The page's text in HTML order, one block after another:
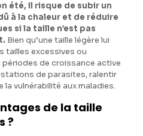
été, il risque de subir un
à la chaleur et de réduire
si la taille n’est pas
Bien qu’une taille légère lui
tailles excessives ou
de croissance active
de parasites, ralentir
vulnérabilité aux maladies.
de la taille
?